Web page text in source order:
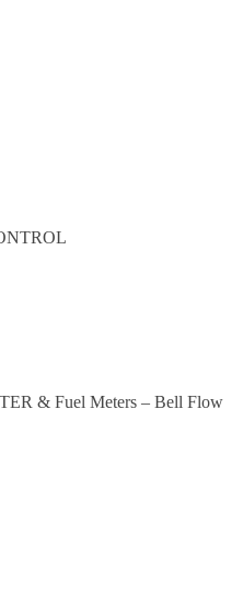
& Fuel Meters – Bell Flow